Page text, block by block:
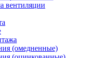
вентиляции
(омедненные)